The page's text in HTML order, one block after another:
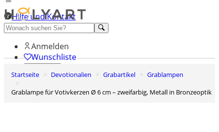
Hilfe und Kontakt
Entdecken Sie Premium
Anmelden
Wunschliste
0
Startseite Devotionalien Grabartikel
Grablampen
Grablampe für Votivkerzen Ø 6 cm – zweifarbig, Metall in Bronzeoptik